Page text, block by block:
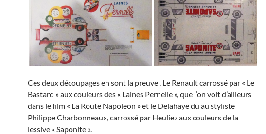
Ces deux découpages en sont la preuve . Le Renault carrossé par « Le
Bastard » aux couleurs des « Laines Pernelle », que l’on voit d’ailleurs
dans le film « La Route Napoleon » et le Delahaye dû au styliste
Philippe Charbonneaux, carrossé par Heuliez aux couleurs de la
lessive « Saponite ».